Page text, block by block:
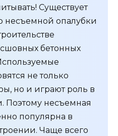
Существует
несъемной опалубки
бетонных
не только
но и играют роль в
Поэтому несъемная
популярна в
Чаще всего